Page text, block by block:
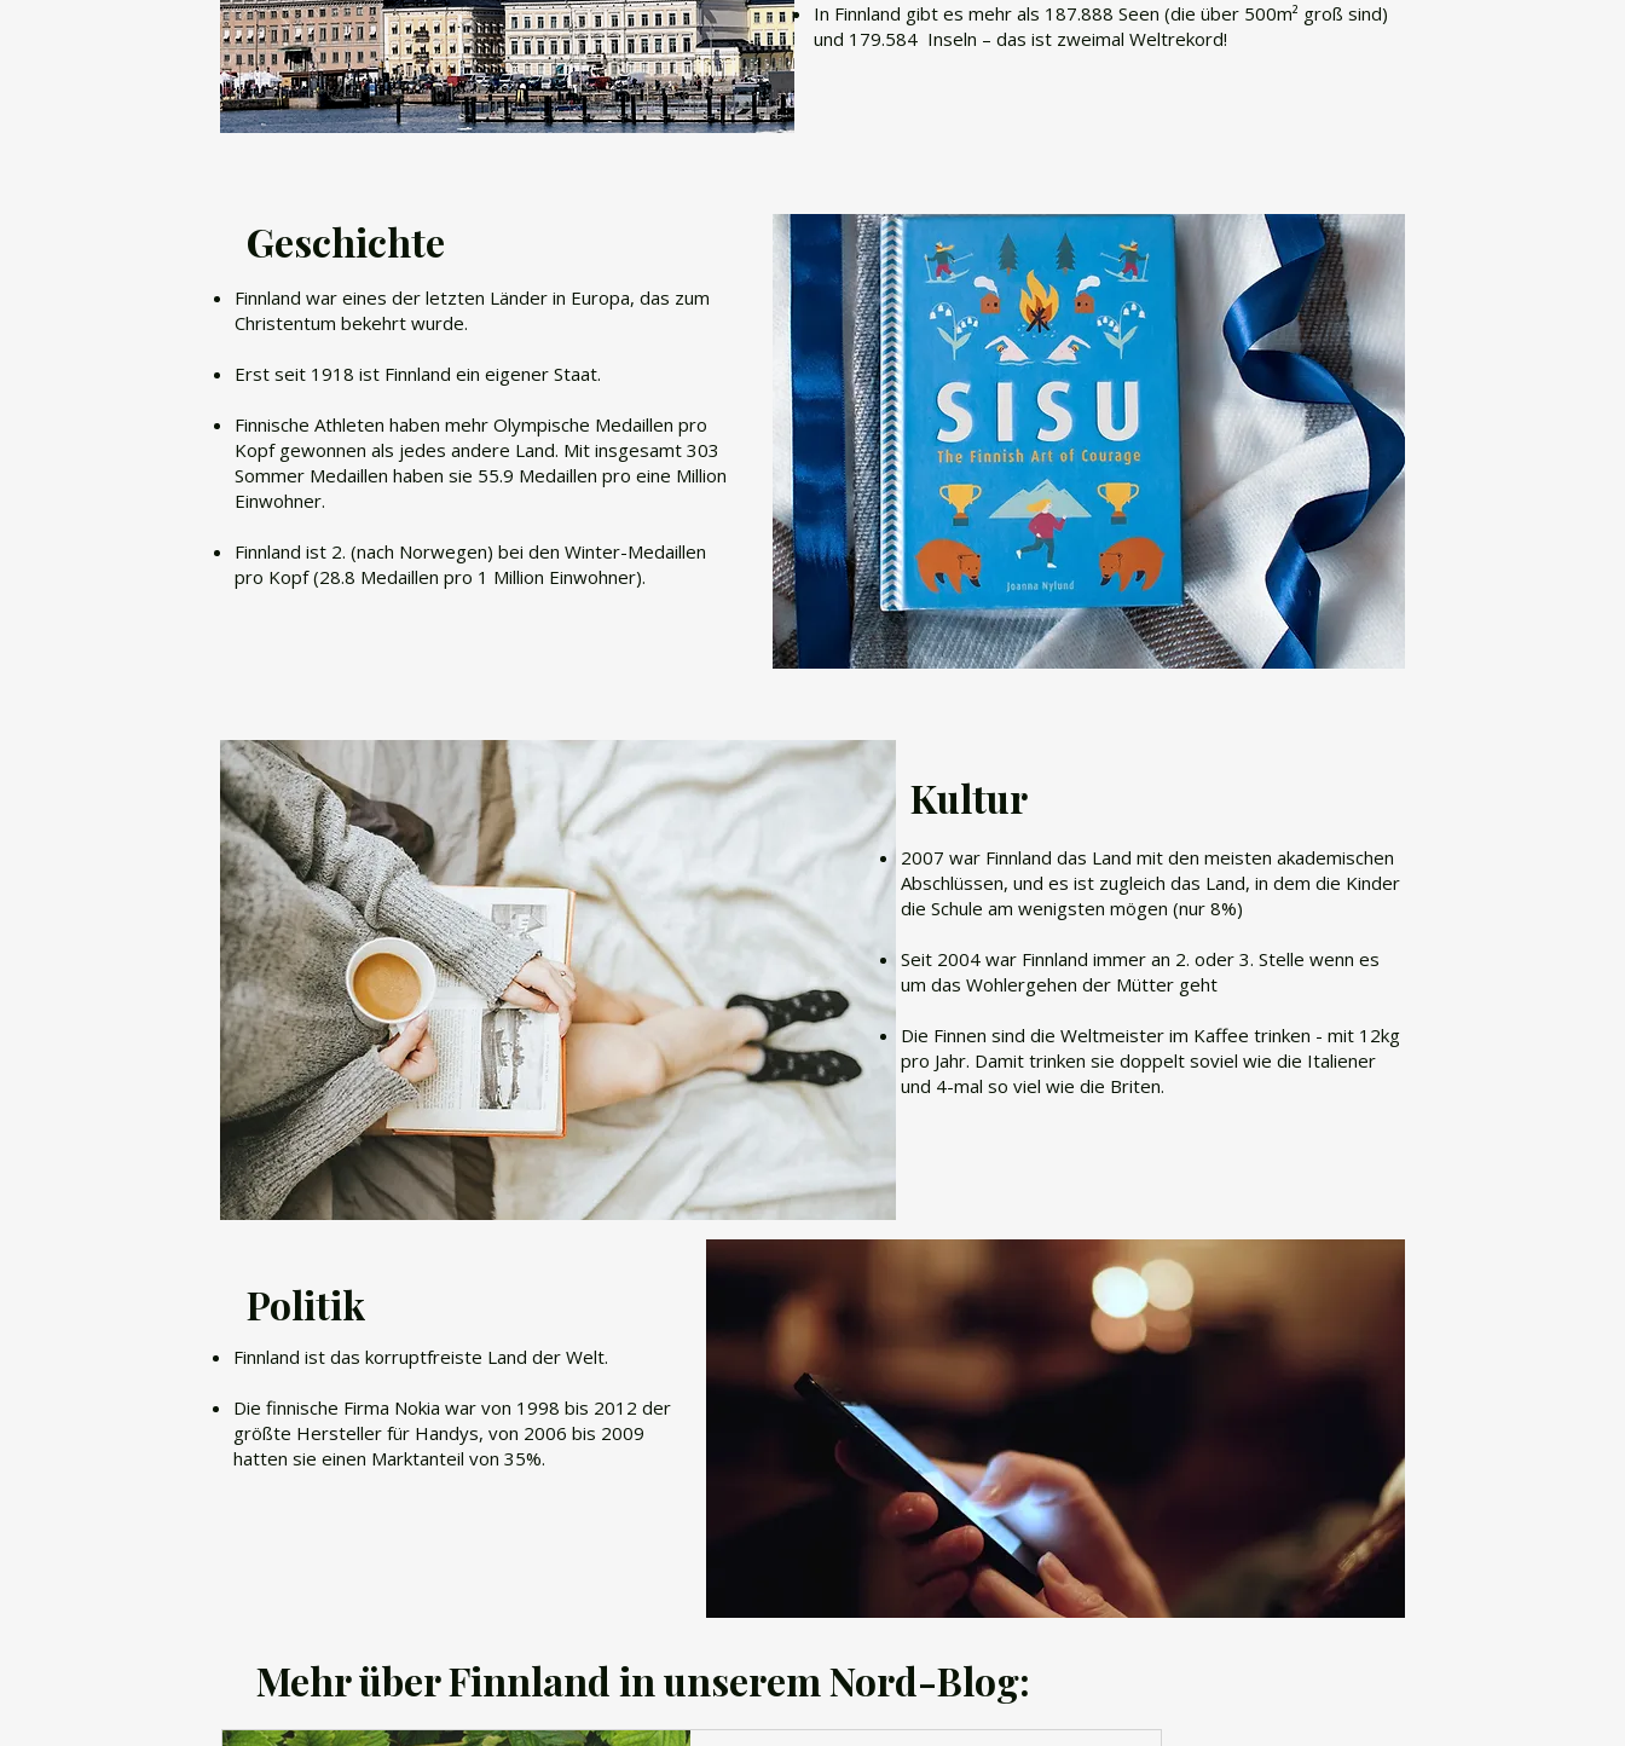
In Finnland gibt es mehr als 187.888 Seen (die über 500m² groß sind)
und 179.584 Inseln – das ist zweimal Weltrekord!
Geschichte
​Finnland war eines der letzten Länder in Europa, das zum
Christentum bekehrt wurde.
Erst seit 1918 ist Finnland ein eigener Staat.
Finnische Athleten haben mehr Olympische Medaillen pro
Kopf gewonnen als jedes andere Land. Mit insgesamt 303
Sommer Medaillen haben sie 55.9 Medaillen pro eine Million
Einwohner.
Finnland ist 2. (nach Norwegen) bei den Winter-Medaillen
pro Kopf (28.8 Medaillen pro 1 Million Einwohner).
Kultur
2007 war Finnland das Land mit den meisten akademischen
Abschlüssen, und es ist zugleich das Land, in dem die Kinder
die Schule am wenigsten mögen (nur 8%)
Seit 2004 war Finnland immer an 2. oder 3. Stelle wenn es
um das Wohlergehen der Mütter geht
Die Finnen sind die Weltmeister im Kaffee trinken - mit 12kg
pro Jahr. Damit trinken sie doppelt soviel wie die Italiener
und 4-mal so viel wie die Briten.
Politik
Finnland ist das korruptfreiste Land der Welt.
Die finnische Firma Nokia war von 1998 bis 2012 der
größte Hersteller für Handys, von 2006 bis 2009
hatten sie einen Marktanteil von 35%.
Mehr über Finnland in unserem Nord-Blog: